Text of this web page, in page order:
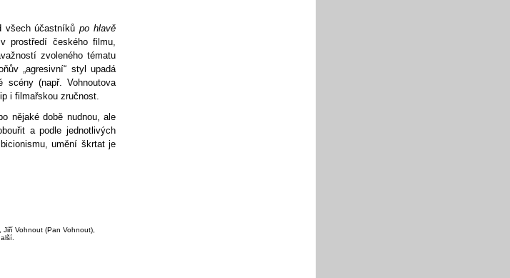
všech účastníkůpo hlavě
českého filmu,
zvoleného tématu
„agresivní“ styl upadá
scény (např. Vohnoutova
i filmařskou zručnost.
nějaké době nudnou, ale
a podle jednotlivých
umění škrtat je
Vohnout (Pan Vohnout),